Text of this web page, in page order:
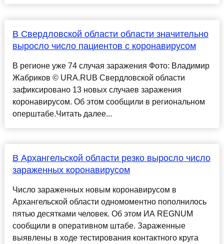
В Свердловской области области значительно
выросло число пациентов с коронавирусом
В регионе уже 74 случая заражения Фото: Владимир
Жабриков © URA.RUВ Свердловской области
зафиксировано 13 новых случаев заражения
коронавирусом. Об этом сообщили в региональном
оперштабе.Читать далее...
В Архангельской области резко выросло число
зараженных коронавирусом
Число зараженных новым коронавирусом в
Архангельской области одномоментно пополнилось
пятью десятками человек. Об этом ИА REGNUM
сообщили в оперативном штабе. Зараженные
выявлены в ходе тестирования контактного круга